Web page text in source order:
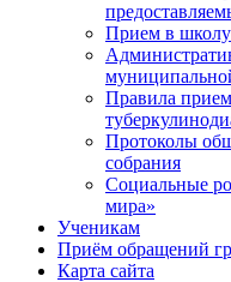
Прием в школу
Правила
Протоколы
собрания
Социальные
мира»
Ученикам
Приём обращений
Карта сайта